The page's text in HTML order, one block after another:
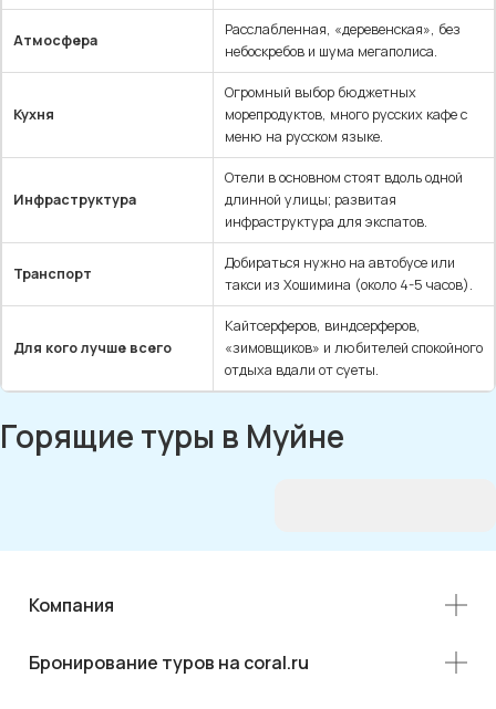
Атмосфера
Расслабленная, «деревенская», без
небоскребов и шума мегаполиса.
Кухня
Огромный выбор бюджетных
морепродуктов, много русских кафе с
меню на русском языке.
Инфраструктура
Отели в основном стоят вдоль одной
длинной улицы; развитая
инфраструктура для экспатов.
Транспорт
Добираться нужно на автобусе или
такси из Хошимина (около 4-5 часов).
Для кого лучше всего
Кайтсерферов, виндсерферов,
«зимовщиков» и любителей спокойного
отдыха вдали от суеты.
Горящие туры в Муйне
Компания
Бронирование туров на coral.ru